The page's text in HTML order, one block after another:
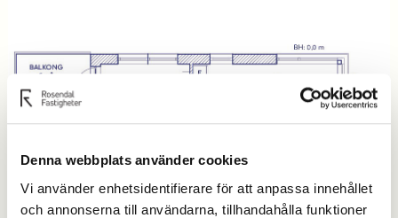
Denna webbplats använder cookies
Vi använder enhetsidentifierare för att anpassa innehållet
och annonserna till användarna, tillhandahålla funktioner